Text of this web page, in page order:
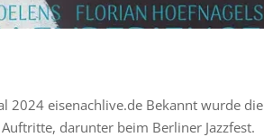
2024 eisenachlive.de Bekannt wurde die
darunter beim Berliner Jazzfest.